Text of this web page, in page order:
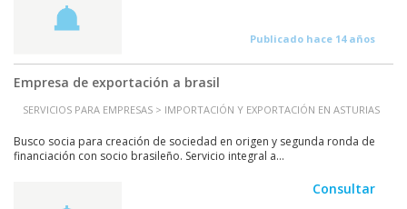
Publicado hace 14 años
Empresa de exportación a brasil
SERVICIOS PARA EMPRESAS > IMPORTACIÓN Y EXPORTACIÓN EN ASTURIAS
Busco socia para creación de sociedad en origen y segunda ronda de
financiación con socio brasileño. Servicio integral a...
Consultar